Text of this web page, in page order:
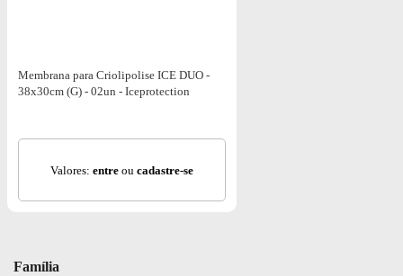
Membrana para Criolipolise ICE DUO -
38x30cm (G) - 02un - Iceprotection
Valores: entre ou cadastre-se
Família